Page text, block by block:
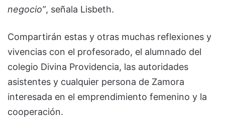
negocio”, señala Lisbeth.
Compartirán estas y otras muchas reflexiones y
vivencias con el profesorado, el alumnado del
colegio Divina Providencia, las autoridades
asistentes y cualquier persona de Zamora
interesada en el emprendimiento femenino y la
cooperación.